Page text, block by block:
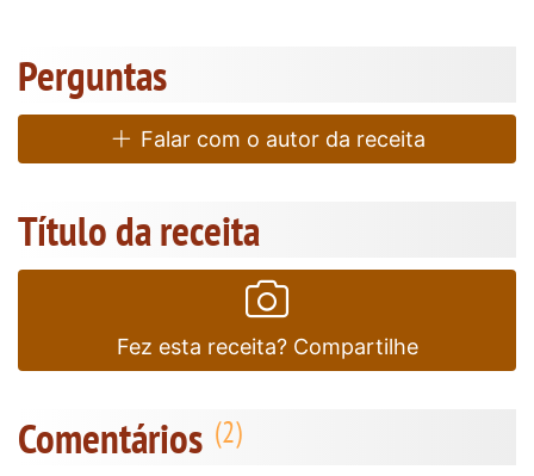
Perguntas
Falar com o autor da receita
Título da receita
Fez esta receita? Compartilhe
Comentários